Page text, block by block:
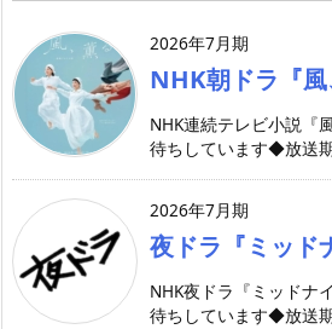
2026年7月期
NHK朝ドラ『風
NHK連続テレビ小説『
待ちしています◆放送
2026年7月期
夜ドラ『ミッド
NHK夜ドラ『ミッドナ
待ちしています◆放送